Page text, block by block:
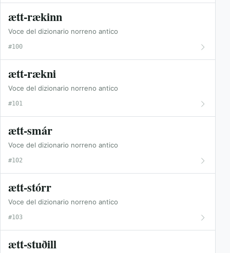
ætt-rækinn
Voce del dizionario norreno antico
#100
ætt-rækni
Voce del dizionario norreno antico
#101
ætt-smár
Voce del dizionario norreno antico
#102
ætt-stórr
Voce del dizionario norreno antico
#103
ætt-stuðill